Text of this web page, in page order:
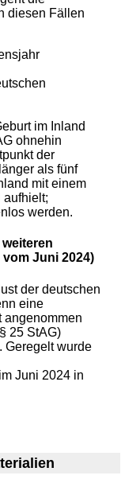
diesen Fällen
im Inland
ohnehin
der
als fünf
mit einem
aufhielt;
werden.
Juni 2024)
der deutschen
eine
angenommen
25 StAG)
Geregelt wurde
Juni 2024 in